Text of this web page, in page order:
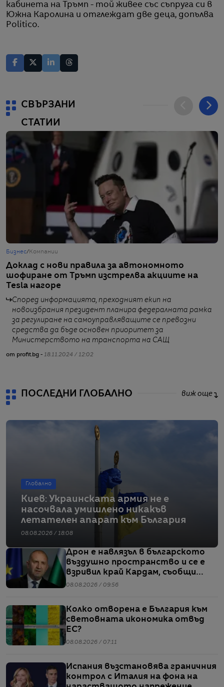
кабинета на Тръмп - той живее със съпруга си в
Южна Каролина и отглеждат две деца, допълва
Politico.
СВЪРЗАНИ
СТАТИИ
Бизнес/ Компании
Доклад с нови правила за автономното
шофиране от Тръмп изстрелва акциите на
Tesla нагоре
Според информацията, преходният екип на
новоизбрания президент планира федералната рамка
за регулиране на самоуправляващите се превозни
средства да бъде основен приоритет за
Министерството на транспорта на САЩ
от profit.bg - 18.11.2024 / 12:02
ПОСЛЕДНИ ГЛОБАЛНО виж още
Глобално
Киев: Украинската армия не е
насочвала умишлено никакъв
летателен апарат към България
08.08.2026 / 18:08
Дрон е навлязъл в българското
въздушно пространство и се е
взривил край Кардам, съобщи
Радев
08.08.2026 / 09:56
Колко отворена е България към
световната икономика отвъд
ЕС?
08.08.2026 / 07:11
Испания възстановява граничния
контрол с Италия на фона на